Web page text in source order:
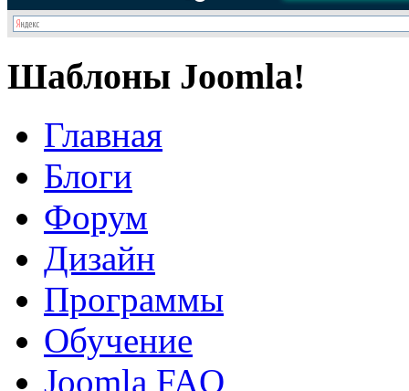
Шаблоны Joomla!
Главная
Блоги
Форум
Дизайн
Программы
Обучение
Joomla FAQ